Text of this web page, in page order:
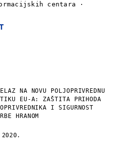
centara ·
NA NOVU POLJOPRIVREDNU
EU-A: ZAŠTITA PRIHODA
I SIGURNOST
HRANOM
2020.